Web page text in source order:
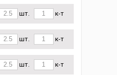
шт. к-т
шт. к-т
шт. к-т